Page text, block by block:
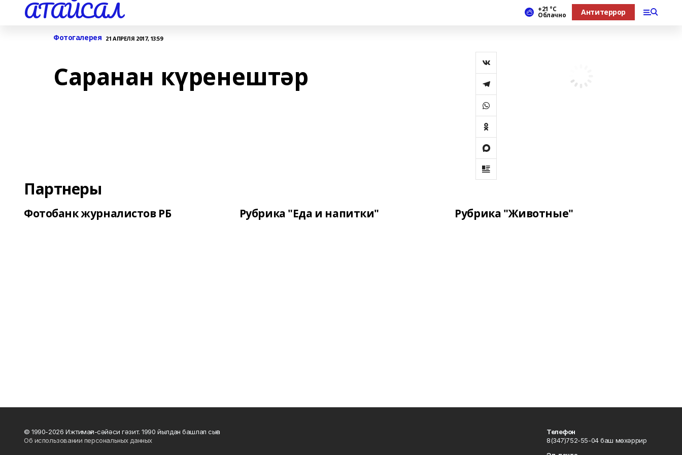
АТАЙСАЛ +21 °С
Облачно Антитеррор
Фотогалерея 21 АПРЕЛЯ 2017, 13:59
Саранан күренештәр
Партнеры
Фотобанк журналистов РБ Рубрика "Еда и напитки" Рубрика "Животные"
© 1990-2026 Ижтимағи-сәйәси гәзит. 1990 йылдан башлап сыға
Об использовании персональных данных
Телефон
8(347)752-55-04 баш мөхәррир